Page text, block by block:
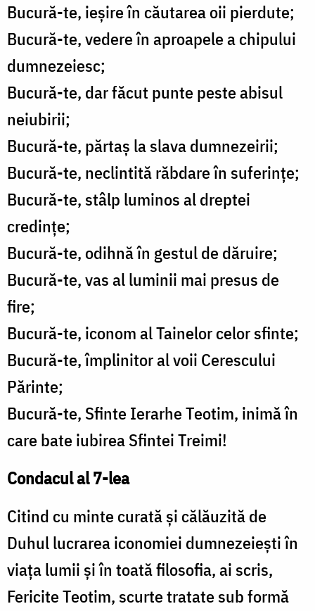
Bucură-te, ieșire în căutarea oii pierdute;
Bucură-te, vedere în aproapele a chipului
dumnezeiesc;
Bucură-te, dar făcut punte peste abisul
neiubirii;
Bucură-te, părtaș la slava dumnezeirii;
Bucură-te, neclintită răbdare în suferințe;
Bucură-te, stâlp luminos al dreptei
credințe;
Bucură-te, odihnă în gestul de dăruire;
Bucură-te, vas al luminii mai presus de
fire;
Bucură-te, iconom al Tainelor celor sfinte;
Bucură-te, împlinitor al voii Cerescului
Părinte;
Bucură-te, Sfinte Ierarhe Teotim, inimă în
care bate iubirea Sfintei Treimi!
Condacul al 7-lea
Citind cu minte curată și călăuzită de
Duhul lucrarea iconomiei dumnezeiești în
viața lumii și în toată filosofia, ai scris,
Fericite Teotim, scurte tratate sub formă